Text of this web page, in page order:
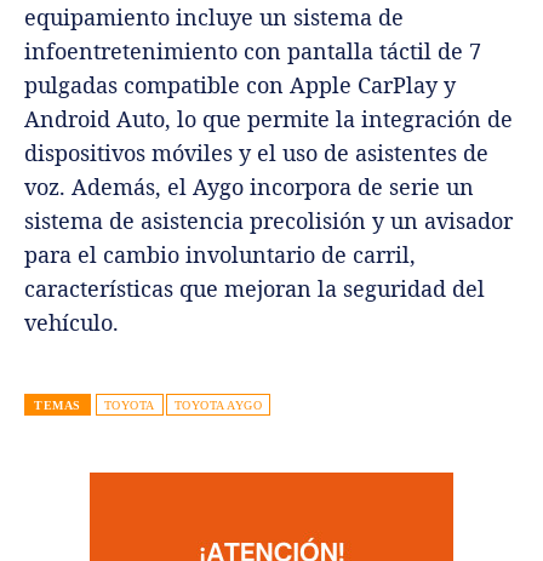
equipamiento incluye un sistema de
infoentretenimiento con pantalla táctil de 7
pulgadas compatible con Apple CarPlay y
Android Auto, lo que permite la integración de
dispositivos móviles y el uso de asistentes de
voz. Además, el Aygo incorpora de serie un
sistema de asistencia precolisión y un avisador
para el cambio involuntario de carril,
características que mejoran la seguridad del
vehículo.
TEMAS TOYOTA TOYOTA AYGO